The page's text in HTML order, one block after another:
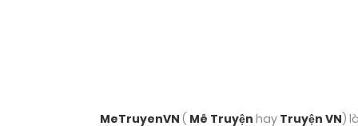
MeTruyenVN ( Mê Truyện hay Truyện VN)